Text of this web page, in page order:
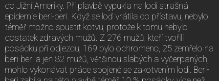
do Jižní Ameriky. Při plavbě vypukla na lodi strašná
epidemie beri-beri. Když se loď vrátila do přístavu, nebylo
téměř možno spustit kotvu, protože k tomu nebylo
dostatek zdravých mužů. Z 276 mužů, kteří tvořili
posádku při odjezdu, 169 bylo ochromeno, 25 zemřelo na
beri-beri a jen 82 mužů, většinou slabých a vyčerpaných,
mohlo vykonávat práce spojené se zakotvením lodi. Beri-